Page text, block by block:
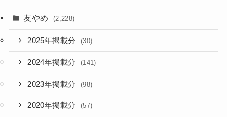
友やめ (2,228)
2025年掲載分 (30)
2024年掲載分 (141)
2023年掲載分 (98)
2020年掲載分 (57)